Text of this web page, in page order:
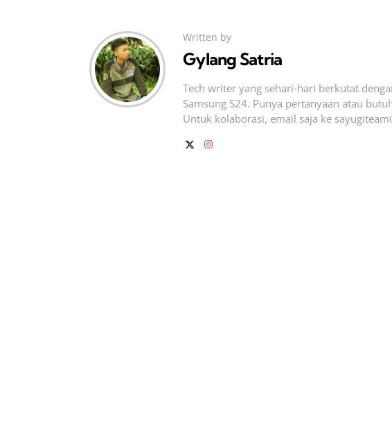
Written by
Gylang Satria
Tech writer yang sehari‑hari berkutat
Samsung S24. Punya pertanyaan atau
Untuk kolaborasi, email saja ke